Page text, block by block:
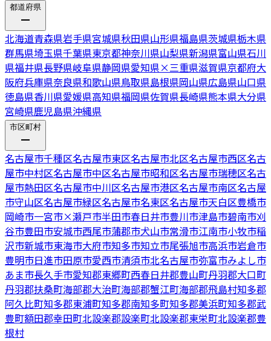
都道府県
北海道青森県岩手県宮城県秋田県山形県福島県茨城県栃木県
群馬県埼玉県千葉県東京都神奈川県山梨県新潟県富山県石川
県福井県長野県岐阜県静岡県愛知県×三重県滋賀県京都府大
阪府兵庫県奈良県和歌山県鳥取県島根県岡山県広島県山口県
徳島県香川県愛媛県高知県福岡県佐賀県長崎県熊本県大分県
宮崎県鹿児島県沖縄県
市区町村
名古屋市千種区名古屋市東区名古屋市北区名古屋市西区名古
屋市中村区名古屋市中区名古屋市昭和区名古屋市瑞穂区名古
屋市熱田区名古屋市中川区名古屋市港区名古屋市南区名古屋
市守山区名古屋市緑区名古屋市名東区名古屋市天白区豊橋市
岡崎市一宮市×瀬戸市半田市春日井市豊川市津島市碧南市刈
谷市豊田市安城市西尾市蒲郡市犬山市常滑市江南市小牧市稲
沢市新城市東海市大府市知多市知立市尾張旭市高浜市岩倉市
豊明市日進市田原市愛西市清須市北名古屋市弥富市みよし市
あま市長久手市愛知郡東郷町西春日井郡豊山町丹羽郡大口町
丹羽郡扶桑町海部郡大治町海部郡蟹江町海部郡飛島村知多郡
阿久比町知多郡東浦町知多郡南知多町知多郡美浜町知多郡武
豊町額田郡幸田町北設楽郡設楽町北設楽郡東栄町北設楽郡豊
根村